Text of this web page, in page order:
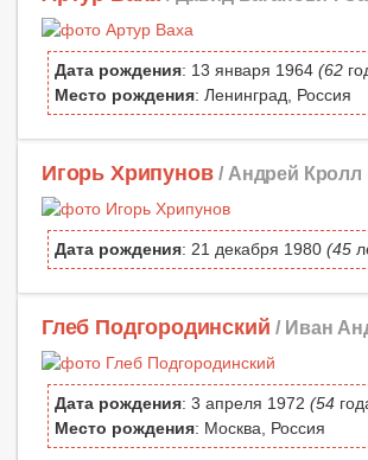
Дата рождения: 13 января 1964 (62
Место рождения: Ленинград, Россия
Игорь Хрипунов / Андрей Кролл
Дата рождения: 21 декабря 1980 (45
Глеб Подгородинский / Иван
Дата рождения: 3 апреля 1972 (54
Место рождения: Москва, Россия